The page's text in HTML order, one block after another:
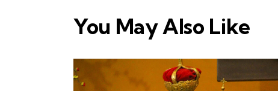
You May Also Like